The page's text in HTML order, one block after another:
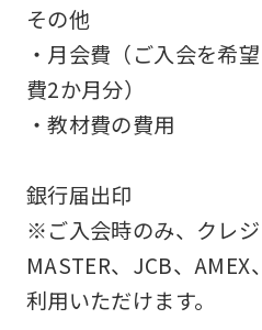
その他
・月会費（ご入会を希
費2か月分）
・教材費の費用
銀行届出印
※ご入会時のみ、クレジ
MASTER、JCB、
利用いただけます。